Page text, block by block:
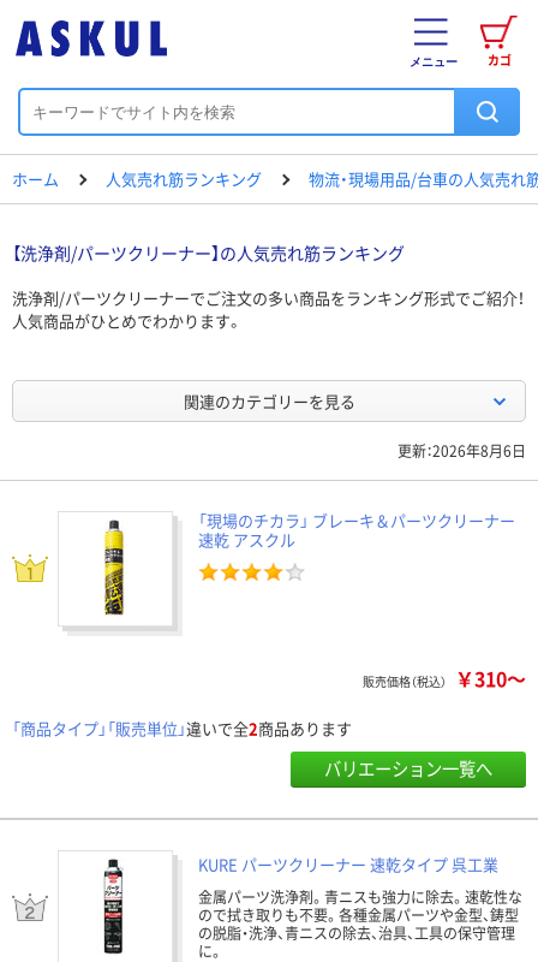
カゴ
メニュー
ホーム 人気売れ筋ランキング 物流・現場用品/台車の人気売れ
【洗浄剤/パーツクリーナー】の人気売れ筋ランキング
洗浄剤/パーツクリーナーでご注文の多い商品をランキング形式でご紹介！
人気商品がひとめでわかります。
関連のカテゴリーを見る
更新：2026年8月6日
「現場のチカラ」 ブレーキ＆パーツクリーナー
速乾 アスクル
販売価格（税込） ￥310～
「商品タイプ」「販売単位」違いで全2商品あります
バリエーション一覧へ
KURE パーツクリーナー 速乾タイプ 呉工業
金属パーツ洗浄剤。青ニスも強力に除去。速乾性な
ので拭き取りも不要。各種金属パーツや金型、鋳型
の脱脂・洗浄、青ニスの除去、治具、工具の保守管理
に。